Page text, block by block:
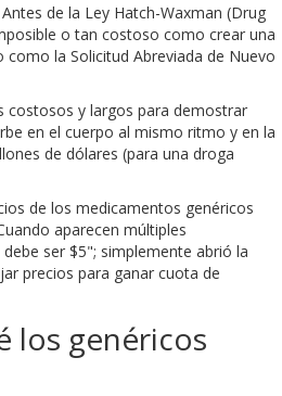
de la Ley Hatch-Waxman (Drug
o tan costoso como crear una
como la Solicitud Abreviada de Nuevo
costosos y largos para demostrar
en el cuerpo al mismo ritmo y en la
de dólares (para una droga
de los medicamentos genéricos
aparecen múltiples
ser $5"; simplemente abrió la
precios para ganar cuota de
los genéricos